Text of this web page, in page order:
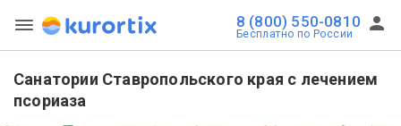
8 (800) 550-0810
Бесплатно по России
Санатории Ставропольского края с лечением
псориаза